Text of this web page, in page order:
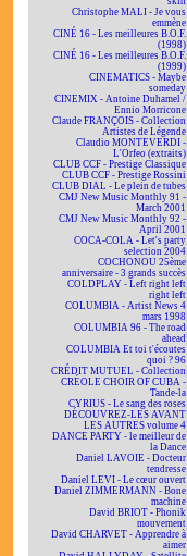
Christophe MALI - Je vous
emmène
CINÉ 16 - Les meilleures B.O.F.
(1998)
CINÉ 16 - Les meilleures B.O.F.
(1999)
CINEMATICS - Maybe
someday
CINEMIX - Antoine Duhamel /
Ennio Morricone
Claude FRANÇOIS - Collection
Artistes de Légende
Claudio MONTEVERDI -
L'Orfeo (extraits)
CLUB CCF - Prestige Classique
CLUB CCF - Prestige Rossini
CLUB DIAL - Le plein de tubes
CMJ New Music Monthly 91 -
March 2001
CMJ New Music Monthly 92 -
April 2001
COCA-COLA - Let's party
selection 2004
COCHONOU 25ème
anniversaire - 3 grands succès
COLDPLAY - Left right left
right left
COLUMBIA - Artist News 4
mars 1998
COLUMBIA 96 - The road
ahead
COLUMBIA Et toi t'écoutes
quoi ? 96
CRÉDIT MUTUEL - Collection
CRÉOLE CHOIR OF CUBA -
Tande-la
CYRIUS - Le sang des roses
DÉCOUVREZ-LES AVANT
LES AUTRES volume 4
DANCE PARTY - le meilleur de
la Dance
Daniel LAVOIE - Docteur
tendresse
Daniel LEVI - Le cœur ouvert
Daniel ZIMMERMANN - Bone
machine
David BRIOT - Phonik
mouvement
David CHARVET - Apprendre à
aimer